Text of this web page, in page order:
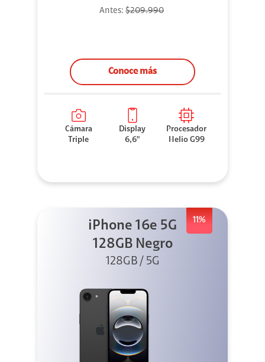
Antes: $209.990
Conoce más
Cámara
Triple
Display
6,6"
Procesador
Helio G99
11%
iPhone 16e 5G
128GB Negro
128GB / 5G